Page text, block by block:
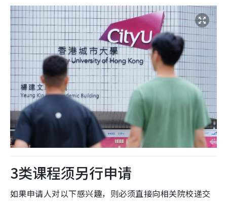
3类课程须另行申请
如果申请人对以下感兴趣，则必须直接向相关院校递交